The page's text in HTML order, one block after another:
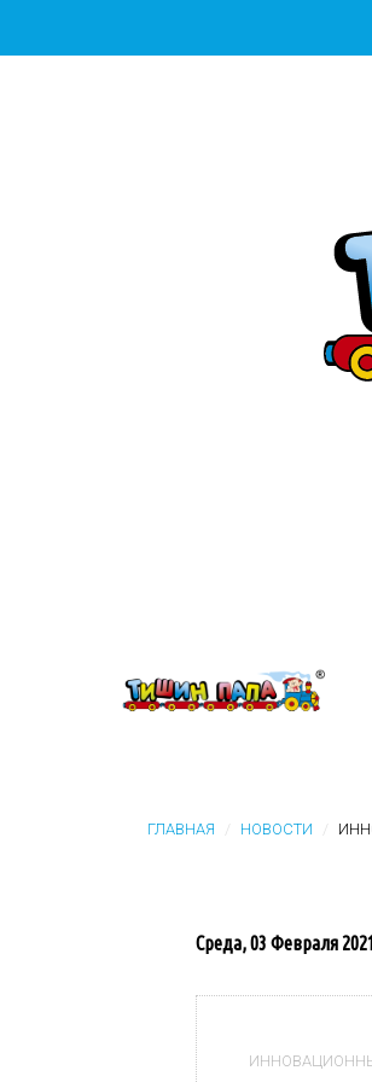
ГЛАВНАЯ НОВОСТИ
Среда, 03 Февраля 2021